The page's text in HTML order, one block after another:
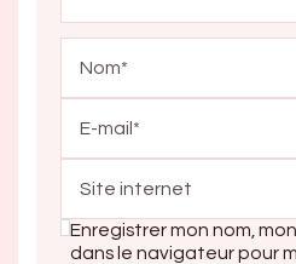
Enregistrer mon nom,
dans le navigateur pour